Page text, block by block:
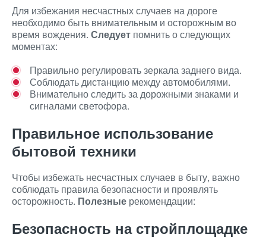
Для избежания несчастных случаев на дороге
необходимо быть внимательным и осторожным во
время вождения. Следует помнить о следующих
моментах:
Правильно регулировать зеркала заднего вида.
Соблюдать дистанцию между автомобилями.
Внимательно следить за дорожными знаками и
сигналами светофора.
Правильное использование
бытовой техники
Чтобы избежать несчастных случаев в быту, важно
соблюдать правила безопасности и проявлять
осторожность. Полезные рекомендации:
Безопасность на стройплощадке